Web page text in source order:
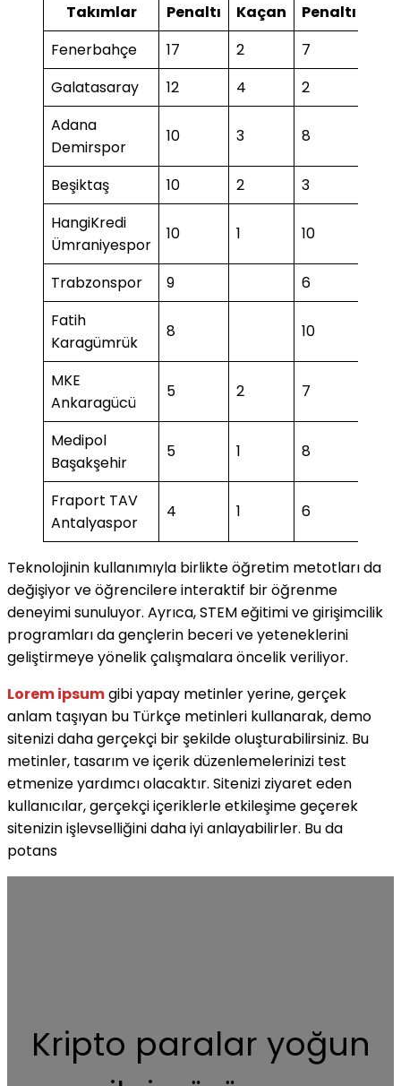
Takımlar Penaltı Kaçan Penaltı
Fenerbahçe
17 2 7
Galatasaray
12 4 2
Adana
Demirspor
10 3 8
Beşiktaş 10 2 3
HangiKredi
Ümraniyespor
10 1 10
Trabzonspor 9
6
Fatih
Karagümrük
8 10
MKE
Ankaragücü
5 2 7
Medipol
Başakşehir
5 1 8
Fraport TAV
Antalyaspor
4 1 6
Teknolojinin kullanımıyla birlikte öğretim metotları da
değişiyor ve öğrencilere interaktif bir öğrenme
deneyimi sunuluyor. Ayrıca, STEM eğitimi ve girişimcilik
programları da gençlerin beceri ve yeteneklerini
geliştirmeye yönelik çalışmalara öncelik veriliyor.
Lorem ipsumgibi yapay metinler yerine, gerçek
anlam taşıyan bu Türkçe metinleri kullanarak, demo
sitenizi daha gerçekçi bir şekilde oluşturabilirsiniz. Bu
metinler, tasarım ve içerik düzenlemelerinizi test
etmenize yardımcı olacaktır. Sitenizi ziyaret eden
kullanıcılar, gerçekçi içeriklerle etkileşime geçerek
sitenizin işlevselliğini daha iyi anlayabilirler. Bu da
potans
Kripto paralar yoğun